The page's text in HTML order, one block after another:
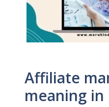
Affiliate
meaning in